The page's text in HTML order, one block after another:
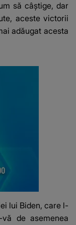
să câştige, dar
aceste victorii
adăugat acesta
lui Biden, care l-
de asemenea